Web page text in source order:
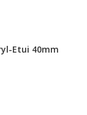
Etui 40mm